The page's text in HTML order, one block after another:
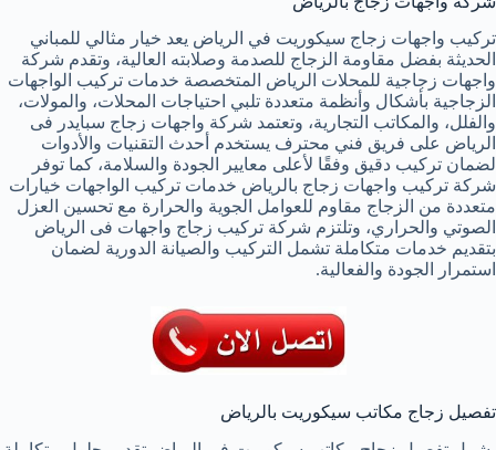
تركيب واجهات زجاج سيكوريت في الرياض يعد خيار مثالي للمباني
الحديثة بفضل مقاومة الزجاج للصدمة وصلابته العالية، وتقدم شركة
واجهات زجاجية للمحلات الرياض المتخصصة خدمات تركيب الواجهات
الزجاجية بأشكال وأنظمة متعددة تلبي احتياجات المحلات، والمولات،
والفلل، والمكاتب التجارية، وتعتمد شركة واجهات زجاج سبايدر فى
الرياض على فريق فني محترف يستخدم أحدث التقنيات والأدوات
لضمان تركيب دقيق وفقًا لأعلى معايير الجودة والسلامة، كما توفر
شركة تركيب واجهات زجاج بالرياض خدمات تركيب الواجهات خيارات
متعددة من الزجاج مقاوم للعوامل الجوية والحرارة مع تحسين العزل
الصوتي والحراري، وتلتزم شركة تركيب زجاج واجهات فى الرياض
بتقديم خدمات متكاملة تشمل التركيب والصيانة الدورية لضمان
استمرار الجودة والفعالية.
تفصيل زجاج مكاتب سيكوريت بالرياض